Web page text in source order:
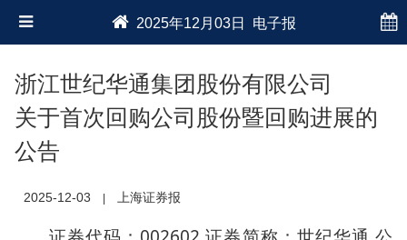
2025年12月03日 电子报
浙江世纪华通集团股份有限公司
关于首次回购公司股份暨回购进展的
公告
2025-12-03 上海证券报